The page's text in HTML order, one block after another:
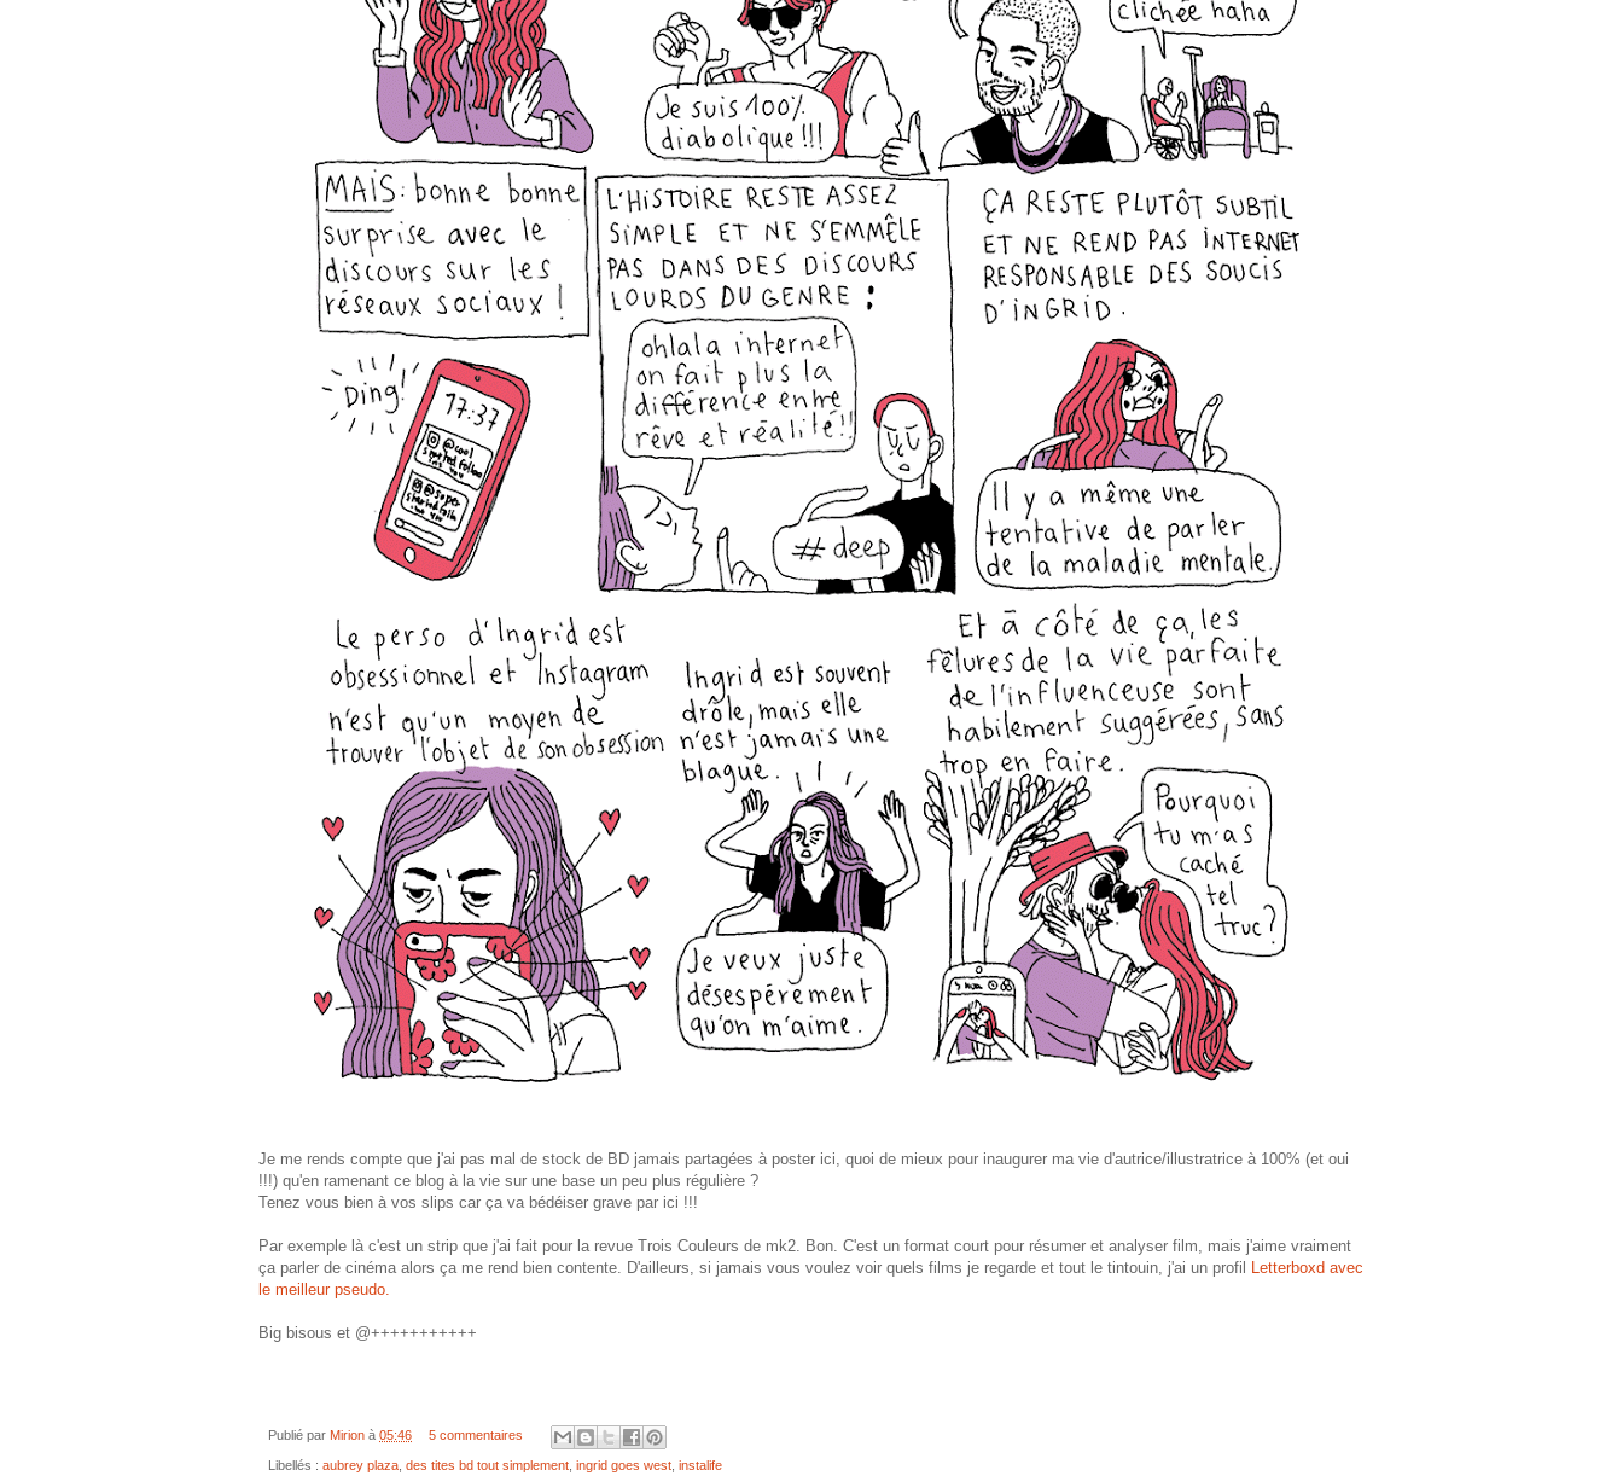
Je me rends compte que j'ai pas mal de stock de BD jamais partagées à poster ici, quoi de mieux pour inaugurer ma vie d'autrice/illustratrice à 100% (et oui
!!!) qu'en ramenant ce blog à la vie sur une base un peu plus régulière ?
Tenez vous bien à vos slips car ça va bédéiser grave par ici !!!
Par exemple là c'est un strip que j'ai fait pour la revue Trois Couleurs de mk2. Bon. C'est un format court pour résumer et analyser film, mais j'aime vraiment
ça parler de cinéma alors ça me rend bien contente. D'ailleurs, si jamais vous voulez voir quels films je regarde et tout le tintouin, j'ai un profil
Letterboxd avec
le meilleur pseudo.
Big bisous et @+++++++++++
Publié par Mirion à 05:46 5 commentaires
Libellés : aubrey plaza des tites bd tout simplement ingrid goes west instalife